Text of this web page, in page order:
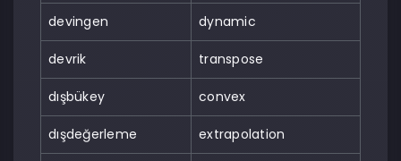
devingen dynamic
devrik transpose
dışbükey convex
dışdeğerleme extrapolation